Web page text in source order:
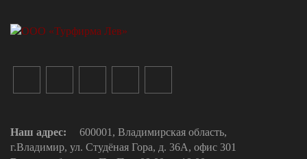
Наш адрес:
600001, Владимирская область,
г.Владимир, ул. Студёная Гора, д. 36А, офис 301